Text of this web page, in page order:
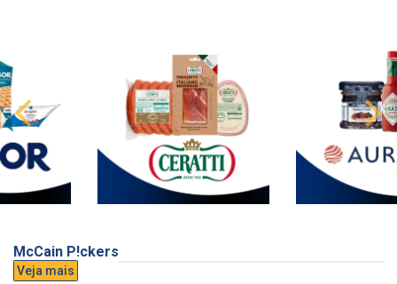
McCain P!ckers
Veja mais